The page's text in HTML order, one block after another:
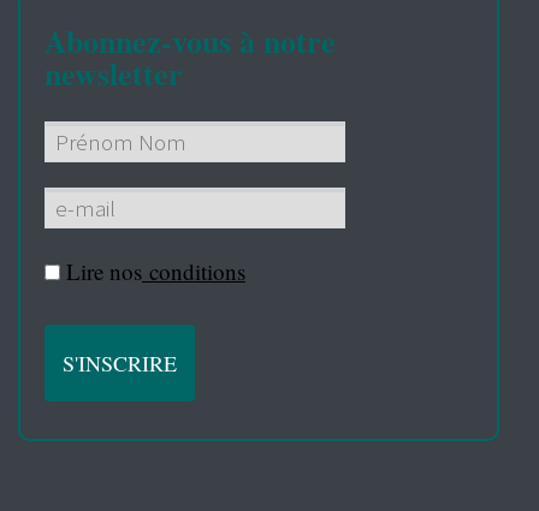
Abonnez-vous à notre
newsletter
Lire nos conditions